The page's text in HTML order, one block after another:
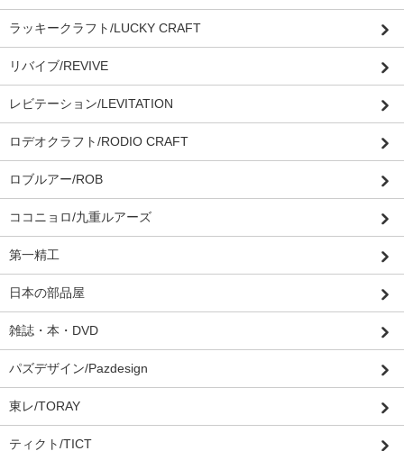
ラッキークラフト/LUCKY CRAFT
リバイブ/REVIVE
レビテーション/LEVITATION
ロデオクラフト/RODIO CRAFT
ロブルアー/ROB
ココニョロ/九重ルアーズ
第一精工
日本の部品屋
雑誌・本・DVD
パズデザイン/Pazdesign
東レ/TORAY
ティクト/TICT